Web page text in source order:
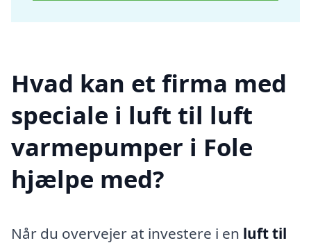
Hvad kan et firma med
speciale i luft til luft
varmepumper i Fole
hjælpe med?
Når du overvejer at investere i en luft til